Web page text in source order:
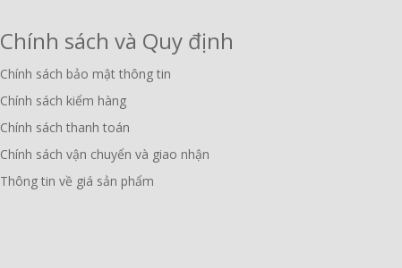
Chính sách và Quy định
Chính sách bảo mật thông tin
Chính sách kiểm hàng
Chính sách thanh toán
Chính sách vận chuyển và giao nhận
Thông tin về giá sản phẩm